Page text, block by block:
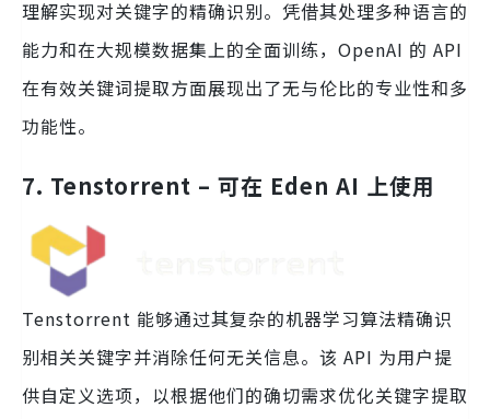
理解实现对关键字的精确识别。凭借其处理多种语言的
能力和在大规模数据集上的全面训练，OpenAI 的 API
在有效关键词提取方面展现出了无与伦比的专业性和多
功能性。
7. Tenstorrent – 可在 Eden AI 上使用
Tenstorrent 能够通过其复杂的机器学习算法精确识
别相关关键字并消除任何无关信息。该 API 为用户提
供自定义选项，以根据他们的确切需求优化关键字提取